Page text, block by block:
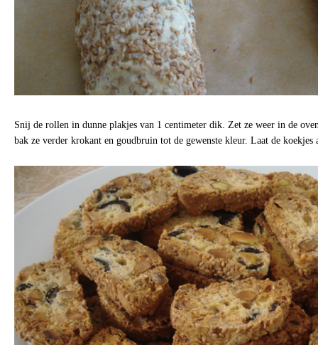
Snij de rollen in dunne plakjes van 1 centimeter dik. Zet ze weer in de
bak ze verder krokant en goudbruin tot de gewenste kleur. Laat de koekjes